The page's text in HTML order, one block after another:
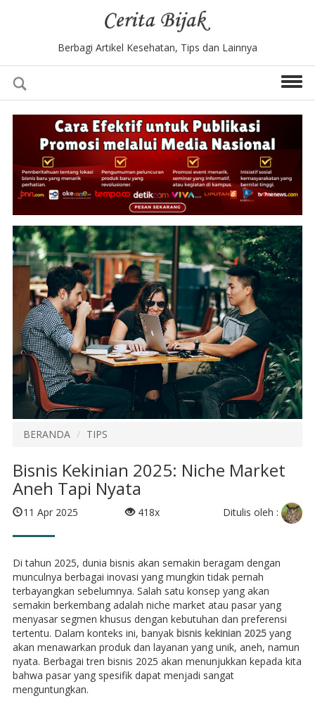
Berbagi Artikel Kesehatan, Tips dan Lainnya
BERANDA TIPS
Bisnis Kekinian 2025: Niche Market
Aneh Tapi Nyata
11 Apr 2025 418x Ditulis oleh :
Di tahun 2025, dunia bisnis akan semakin beragam dengan
munculnya berbagai inovasi yang mungkin tidak pernah
terbayangkan sebelumnya. Salah satu konsep yang akan
semakin berkembang adalah niche market atau pasar yang
menyasar segmen khusus dengan kebutuhan dan preferensi
tertentu. Dalam konteks ini, banyak bisnis kekinian 2025yang
akan menawarkan produk dan layanan yang unik, aneh, namun
nyata. Berbagai tren bisnis 2025 akan menunjukkan kepada kita
bahwa pasar yang spesifik dapat menjadi sangat
menguntungkan.